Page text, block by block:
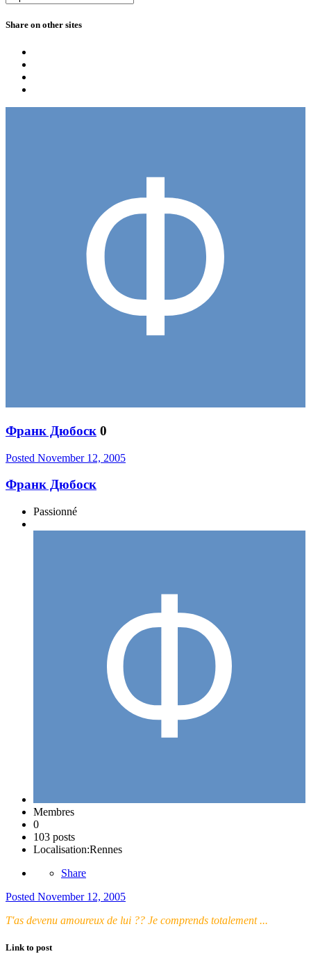
Share on other sites
Франк Дюбоск 0
Posted November 12, 2005
Франк Дюбоск
Passionné
Membres
0
103 posts
Localisation:Rennes
Share
Posted November 12, 2005
T'as devenu amoureux de lui ?? Je comprends totalement ...
Link to post